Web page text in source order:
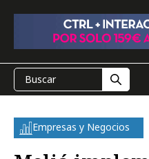
Empresas y Negocios